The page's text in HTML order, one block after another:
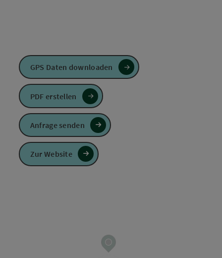
GPS Daten downloaden
PDF erstellen
Anfrage senden
Zur Website